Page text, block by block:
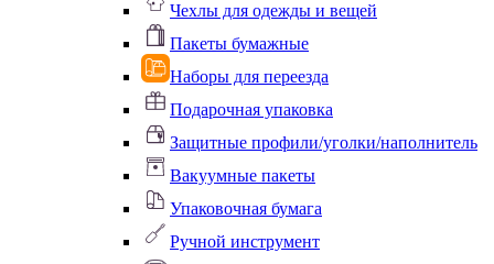
Чехлы для одежды и вещей
Пакеты бумажные
Наборы для переезда
Подарочная упаковка
Защитные профили/уголки/наполнитель
Вакуумные пакеты
Упаковочная бумага
Ручной инструмент